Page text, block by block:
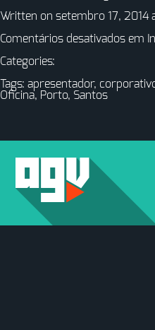
Written on setembro 17, 2014
Comentários desativados em
Categories:
Tags: apresentador,
Oficina, Porto, Santos